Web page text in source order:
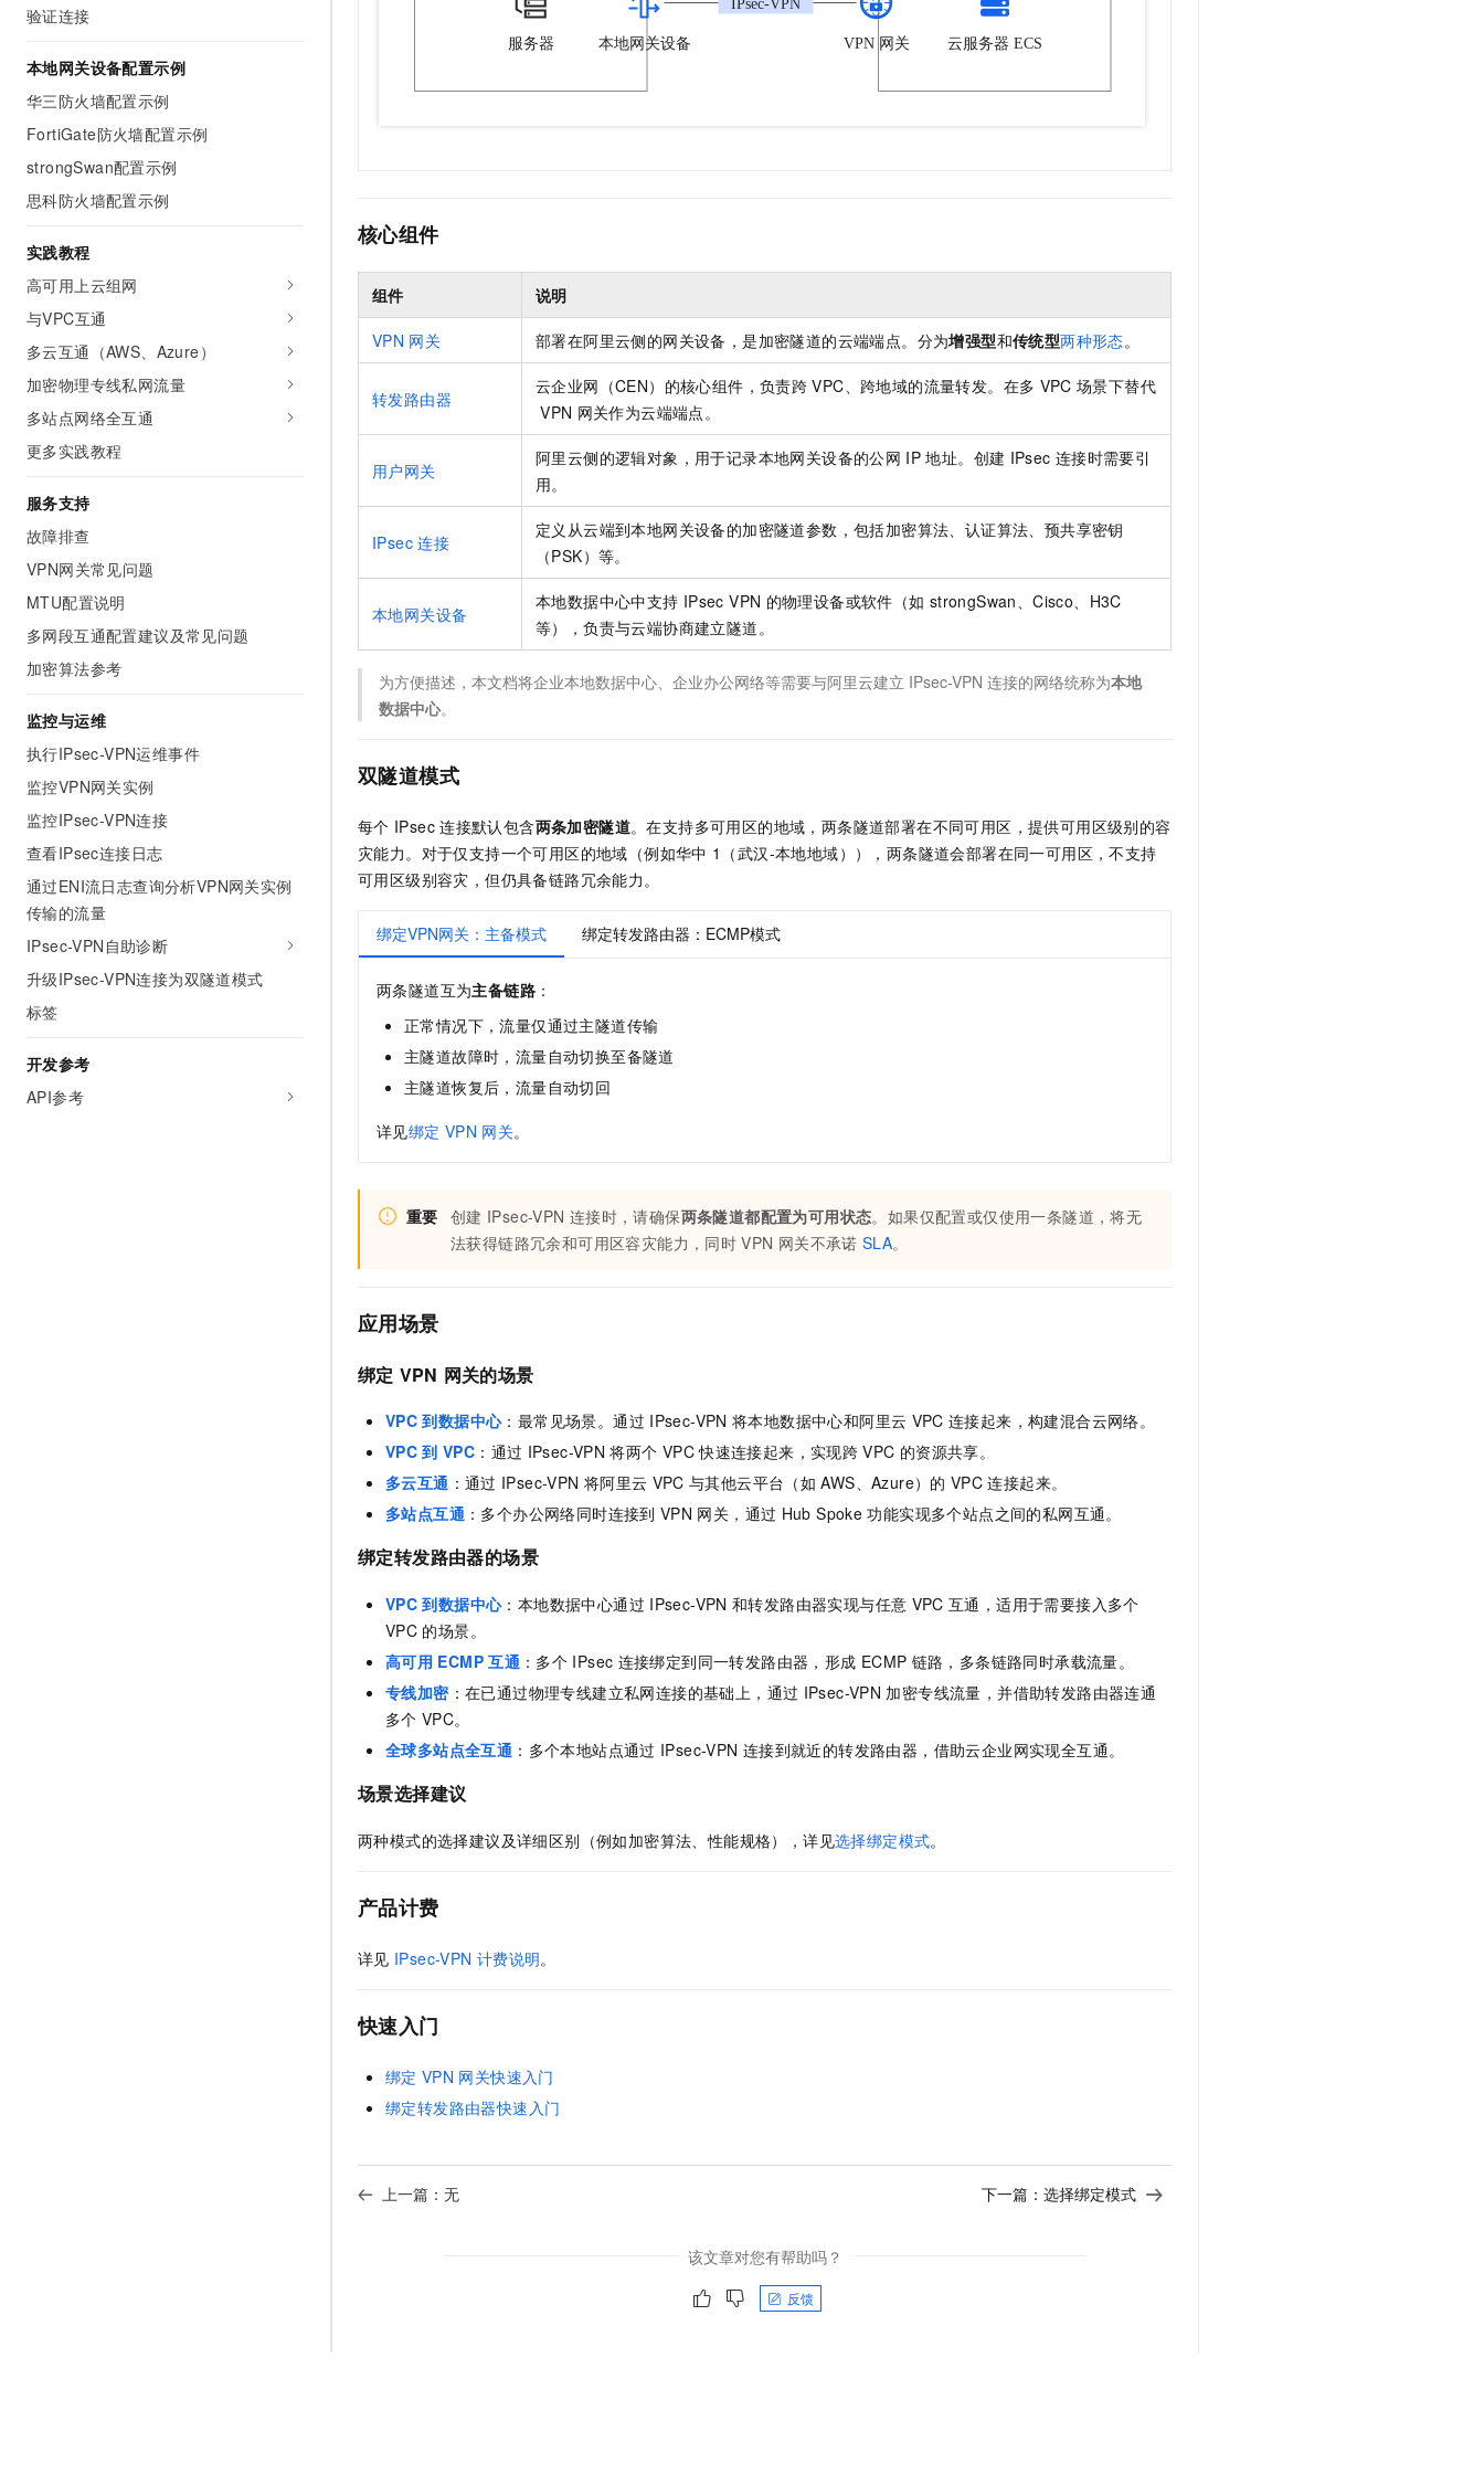
验证连接
本地网关设备配置示例
华三防火墙配置示例
FortiGate防火墙配置示例
strongSwan配置示例
思科防火墙配置示例
实践教程
高可用上云组网
与VPC互通
多云互通（AWS、Azure）
加密物理专线私网流量
多站点网络全互通
更多实践教程
服务支持
故障排查
VPN网关常见问题
MTU配置说明
多网段互通配置建议及常见问题
加密算法参考
监控与运维
执行IPsec-VPN运维事件
监控VPN网关实例
监控IPsec-VPN连接
查看IPsec连接日志
通过ENI流日志查询分析VPN网关实例
传输的流量
IPsec-VPN自助诊断
升级IPsec-VPN连接为双隧道模式
标签
开发参考
API参考
核心组件
组件 说明
VPN 网关 部署在阿里云侧的网关设备，是加密隧道的云端端点。分为增强型和传统型两种形态。
转发路由器
云企业网（CEN）的核心组件，负责跨 VPC、跨地域的流量转发。在多 VPC 场景下替代
VPN 网关作为云端端点。
用户网关
阿里云侧的逻辑对象，用于记录本地网关设备的公网 IP 地址。创建 IPsec 连接时需要引
用。
IPsec 连接
定义从云端到本地网关设备的加密隧道参数，包括加密算法、认证算法、预共享密钥
（PSK）等。
本地网关设备
本地数据中心中支持 IPsec VPN 的物理设备或软件（如 strongSwan、Cisco、H3C
等），负责与云端协商建立隧道。
为方便描述，本文档将企业本地数据中心、企业办公网络等需要与阿里云建立 IPsec-VPN 连接的网络统称为本地
数据中心。
双隧道模式
每个 IPsec 连接默认包含两条加密隧道。在支持多可用区的地域，两条隧道部署在不同可用区，提供可用区级别的容
灾能力。对于仅支持一个可用区的地域（例如华中 1（武汉-本地地域）），两条隧道会部署在同一可用区，不支持
可用区级别容灾，但仍具备链路冗余能力。
绑定VPN网关：主备模式 绑定转发路由器：ECMP模式
两条隧道互为主备链路 ：
正常情况下，流量仅通过主隧道传输
主隧道故障时，流量自动切换至备隧道
主隧道恢复后，流量自动切回
详见绑定 VPN 网关。
重要 创建 IPsec-VPN 连接时，请确保两条隧道都配置为可用状态。如果仅配置或仅使用一条隧道，将无
法获得链路冗余和可用区容灾能力，同时 VPN 网关不承诺 SLA。
应用场景
绑定 VPN 网关的场景
VPC 到数据中心：最常见场景。通过 IPsec-VPN 将本地数据中心和阿里云 VPC 连接起来，构建混合云网络。
VPC 到 VPC ：通过 IPsec-VPN 将两个 VPC 快速连接起来，实现跨 VPC 的资源共享。
多云互通 ：通过 IPsec-VPN 将阿里云 VPC 与其他云平台（如 AWS、Azure）的 VPC 连接起来。
多站点互通 ：多个办公网络同时连接到 VPN 网关，通过 Hub Spoke 功能实现多个站点之间的私网互通。
绑定转发路由器的场景
VPC 到数据中心：本地数据中心通过 IPsec-VPN 和转发路由器实现与任意 VPC 互通，适用于需要接入多个
VPC 的场景。
高可用 ECMP 互通 ：多个 IPsec 连接绑定到同一转发路由器，形成 ECMP 链路，多条链路同时承载流量。
专线加密：在已通过物理专线建立私网连接的基础上，通过 IPsec-VPN 加密专线流量，并借助转发路由器连通
多个 VPC。
全球多站点全互通 ：多个本地站点通过 IPsec-VPN 连接到就近的转发路由器，借助云企业网实现全互通。
场景选择建议
两种模式的选择建议及详细区别（例如加密算法、性能规格），详见选择绑定模式。
产品计费
详见 IPsec-VPN 计费说明。
快速入门
绑定 VPN 网关快速入门
绑定转发路由器快速入门
上一篇：无 下一篇： 选择绑定模式
该文章对您有帮助吗？
反馈